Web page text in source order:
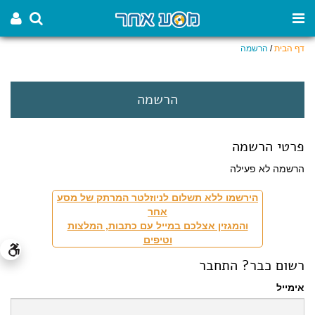
דף הבית/ הרשמה
הרשמה
פרטי הרשמה
הרשמה לא פעילה
הירשמו ללא תשלום לניוזלטר המרתק של מסע
אחר
והמגזין אצלכם במייל עם כתבות, המלצות
וטיפים
רשום כבר? התחבר
אימייל